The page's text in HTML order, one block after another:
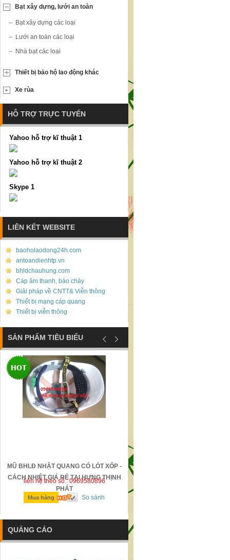
Bạt xây dựng, lưới an toàn
Bạt xây dựng các loại
Lưới an toàn các loại
Nhà bạt các loại
Thiết bị bảo hộ lao động khác
Xe rùa
HỖ TRỢ TRỰC TUYẾN
Yahoo hỗ trợ kĩ thuật 1
Yahoo hỗ trợ kĩ thuật 2
Skype 1
LIÊN KẾT WEBSITE
baoholaodong24h.com
antoandienhtp.vn
bhldchauhung.com
Cáp âm thanh, báo cháy
Giải pháp về CNTT& Viễn thông
Thiết bị mạng cáp quang
Thiết bị viễn thông
SẢN PHẨM TIÊU BIỂU
MŨ BHLĐ NHẬT QUANG CÓ LÓT XỐP -
CÁCH NHIỆT GIÁ RẺ TẠI HƯNG THỊNH
PHÁT
liên hệ theo số : 0969580896
Mua hàng So sánh
QUẢNG CÁO